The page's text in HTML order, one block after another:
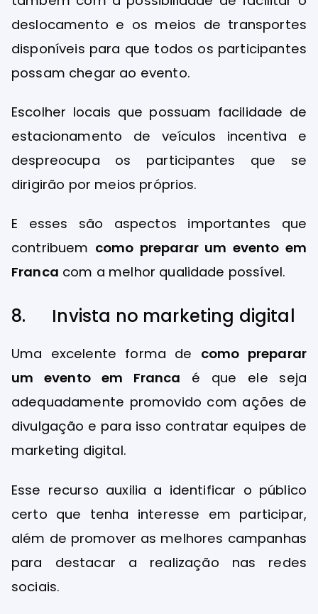
deslocamento e os meios de transportes
disponíveis para que todos os participantes
possam chegar ao evento.
Escolher locais que possuam facilidade de
estacionamento de veículos incentiva e
despreocupa os participantes que se
dirigirão por meios próprios.
E esses são aspectos importantes que
contribuem como preparar um evento em
Franca com a melhor qualidade possível.
8. Invista no marketing digital
Uma excelente forma de como preparar
um evento em Franca é que ele seja
adequadamente promovido com ações de
divulgação e para isso contratar equipes de
marketing digital.
Esse recurso auxilia a identificar o público
certo que tenha interesse em participar,
além de promover as melhores campanhas
para destacar a realização nas redes
sociais.